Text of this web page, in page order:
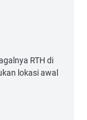
RTH di
lokasi awal